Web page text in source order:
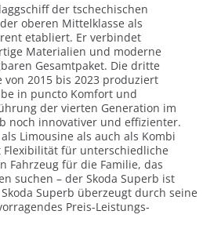
der tschechischen
oberen Mittelklasse als
etabliert. Er verbindet
Materialien und moderne
Gesamtpaket. Die dritte
von 2015 bis 2023 produziert
in puncto Komfort und
der vierten Generation im
noch innovativer und effizienter.
Limousine als auch als Kombi
für unterschiedliche
Fahrzeug für die Familie, das
suchen – der Skoda Superb ist
Superb überzeugt durch seine
Preis-Leistungs-